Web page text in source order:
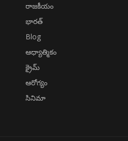
రాజకీయం
భారత్
Blog
ఆధ్యాత్మికం
క్రైమ్
ఆరోగ్యం
సినిమా